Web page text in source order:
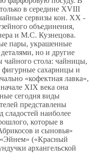
в середине XVIII
сервизы кон. ХX -
объединения,
и М.С. Кузнецова.
пары, украшенные
но и другие
стола: чайницы,
сахарницы и
«кофектная лавка»,
XIX века она
сегодня виды
представлены
сладостей наиболее
которые в
и сыновья»
(«Красный
архангельской